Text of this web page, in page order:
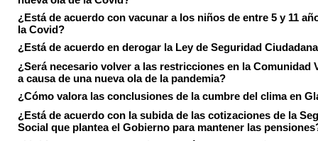
¿Está de acuerdo con vacunar a los niños de entre 5 y 11
la Covid?
¿Está de acuerdo en derogar la Ley de Seguridad
¿Será necesario volver a las restricciones en la Comunidad
a causa de una nueva ola de la pandemia?
¿Cómo valora las conclusiones de la cumbre del clima en
¿Está de acuerdo con la subida de las cotizaciones de la
Social que plantea el Gobierno para mantener las